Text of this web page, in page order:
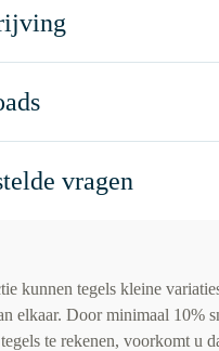
vragen
kunnen tegels kleine
elkaar. Door minimaal 10%
te rekenen, voorkomt u